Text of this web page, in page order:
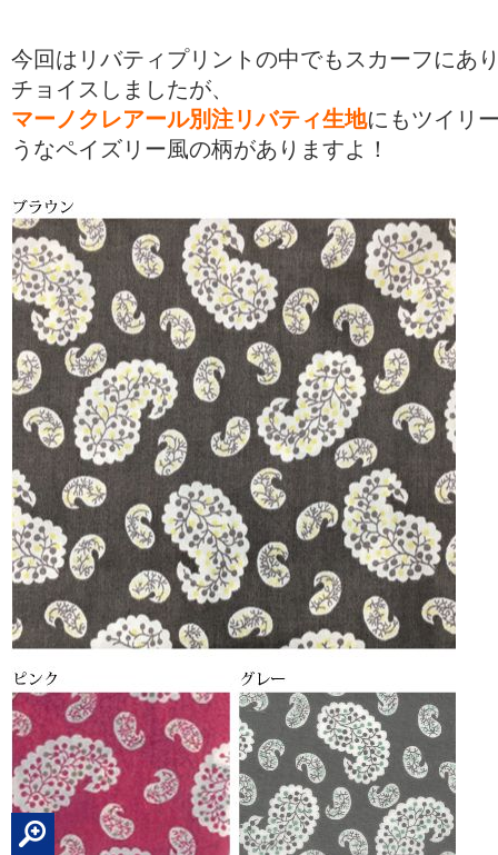
今回はリバティプリントの中でもスカーフにあ
チョイスしましたが、
マーノクレアール別注リバティ生地にもツイリ
うなペイズリー風の柄がありますよ！